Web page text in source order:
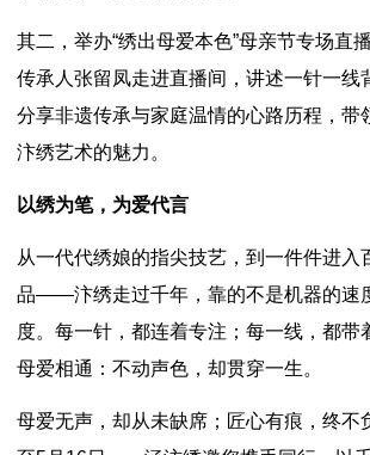
其二，举办“绣出母爱本色”母亲节专场直
传承人张留凤走进直播间，讲述一针一线
分享非遗传承与家庭温情的心路历程，带
汴绣艺术的魅力。
以绣为笔，为爱代言
从一代代绣娘的指尖技艺，到一件件进入
品——汴绣走过千年，靠的不是机器的速
度。每一针，都连着专注；每一线，都带
母爱相通：不动声色，却贯穿一生。
母爱无声，却从未缺席；匠心有痕，终不